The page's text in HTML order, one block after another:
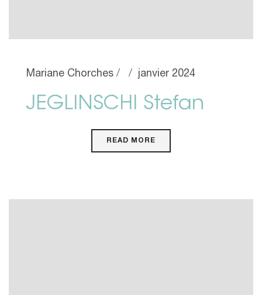
Mariane Chorches janvier 2024
JEGLINSCHI Stefan
READ MORE